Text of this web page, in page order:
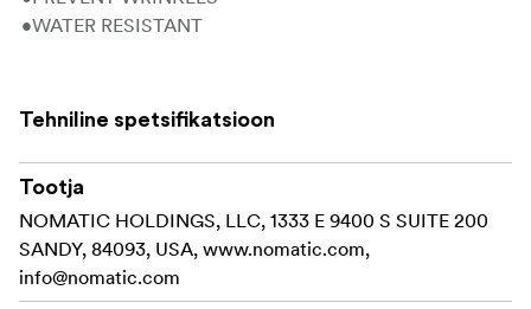
•WATER RESISTANT
Tehniline spetsifikatsioon
Tootja
NOMATIC HOLDINGS, LLC, 1333 E 9400 S SUITE 200
SANDY, 84093, USA, www.nomatic.com,
info@nomatic.com